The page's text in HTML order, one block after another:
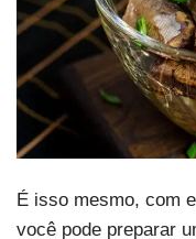
É isso mesmo, com
você pode preparar